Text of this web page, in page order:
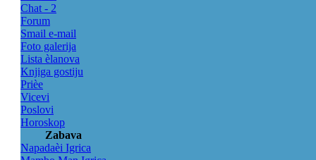
Chat - 2
Forum
Smail e-mail
Foto galerija
Lista èlanova
Knjiga gostiju
Prièe
Vicevi
Poslovi
Horoskop
Zabava
Napadaèi Igrica